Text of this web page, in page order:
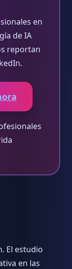
en
de IA
reportan
El estudio
en las